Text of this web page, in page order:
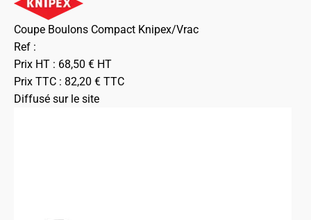
Coupe Boulons Compact Knipex/Vrac
Ref :
Prix HT : 68,50 € HT
Prix TTC : 82,20 € TTC
Diffusé sur le site